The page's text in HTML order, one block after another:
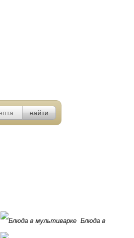
Блюда в